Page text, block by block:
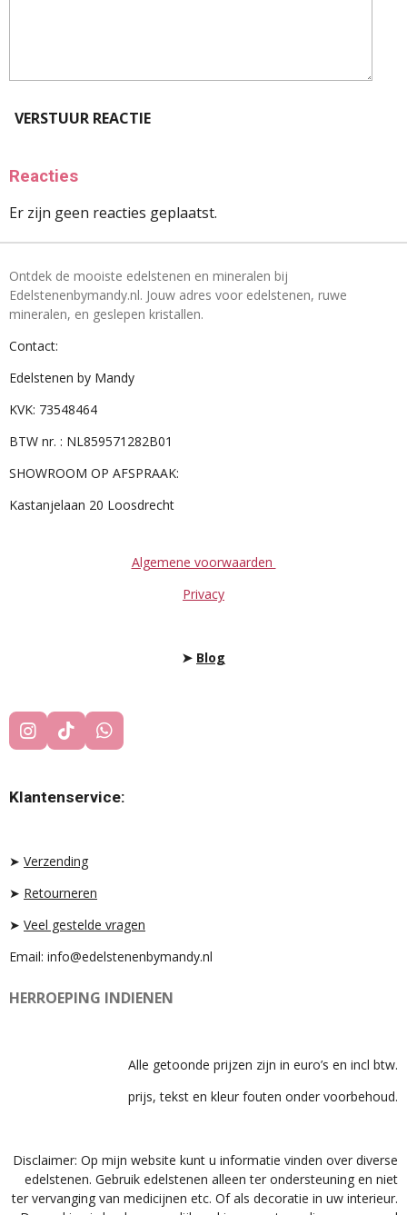
VERSTUUR REACTIE
Reacties
Er zijn geen reacties geplaatst.
Ontdek de mooiste edelstenen en mineralen bij
Edelstenenbymandy.nl. Jouw adres voor edelstenen, ruwe
mineralen, en geslepen kristallen.
Contact:
Edelstenen by Mandy
KVK: 73548464
BTW nr. : NL859571282B01
SHOWROOM OP AFSPRAAK:
Kastanjelaan 20 Loosdrecht
Algemene voorwaarden
Privacy
➤ Blog
I
N
T
A
A
T
I
T
O
W
H
T
S
Klantenservice:
➤ Verzending
➤ Retourneren
➤ Veel gestelde vragen
Email: info@edelstenenbymandy.nl
HERROEPING INDIENEN
Alle getoonde prijzen zijn in euro’s en incl btw.
prijs, tekst en kleur fouten onder voorbehoud.
Disclaimer: Op mijn website kunt u informatie vinden over diverse
edelstenen. Gebruik edelstenen alleen ter ondersteuning en niet
ter vervanging van medicijnen etc. Of als decoratie in uw interieur.